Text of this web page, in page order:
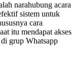
narahubung acara
sistem untuk
cara
itu mendapat akses
grup Whatsapp